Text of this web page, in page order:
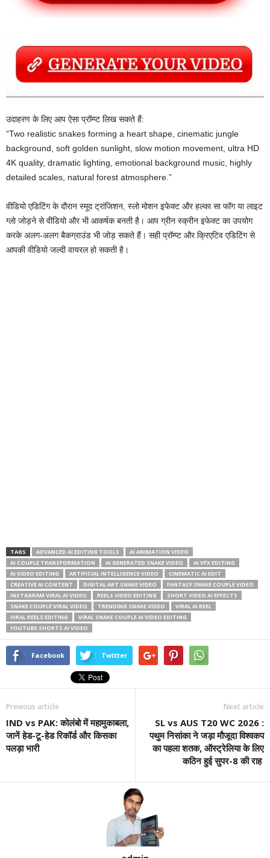
उदाहरण के लिए आप ऐसा प्रॉम्प्ट लिख सकते हैं:
“Two realistic snakes forming a heart shape, cinematic jungle
background, soft golden sunlight, slow motion movement, ultra HD
4K quality, dramatic lighting, emotional background music, highly
detailed scales, natural forest atmosphere.”
वीडियो एडिटिंग के दौरान स्मूद ट्रांजिशन, स्लो मोशन इफेक्ट और हल्का सा फॉग या लाइट
ग्लो जोड़ने से वीडियो और भी आकर्षक बनती है। आप ग्रीन स्क्रीन इफेक्ट का उपयोग
करके अलग-अलग बैकग्राउंड भी जोड़ सकते हैं। सही प्रॉम्प्ट और क्रिएटिव एडिटिंग से
आपकी वीडियो जल्दी वायरल हो सकती है।
TAGS ADVANCED AI EDITING TOOLS
AI ANIMATION VIDEO
AI COUPLE TRANSFORMATION
AI GENERATED SNAKE VIDEO
AI VFX EDITING
AI VIDEO EDITING
ARTIFICIAL INTELLIGENCE VIDEO
CINEMATIC AI EDIT
CREATIVE AI CONTENT
DIGITAL ART SNAKE VIDEO
FANTASY SNAKE COUPLE VIDEO
INSTAGRAM VIRAL AI VIDEO
REELS VIDEO EDITING
SHORT VIDEO AI EFFECTS
SNAKE COUPLE VIRAL VIDEO
TRENDING SNAKE VIDEO
VIRAL AI REEL
VIRAL REELS EDITING
VIRAL SNAKE COUPLE AI VIDEO EDITING
YOUTUBE SHORTS AI VIDEO
Facebook Twitter
Previous article
IND vs PAK: कोलंबो में महामुकाबला,
जानें हेड-टू-हेड रिकॉर्ड और किसका
पलड़ा भारी
Next article
SL vs AUS T20 WC 2026 :
पथुम निसांका ने जड़ा मौजूदा विश्वकप
का पहला शतक, ऑस्ट्रेलिया के लिए
कठिन हुई सुपर-8 की राह